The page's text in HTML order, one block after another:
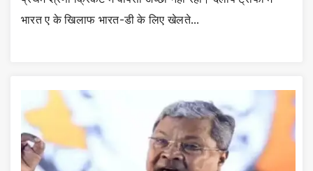
भारत ए के खिलाफ भारत-डी के लिए खेलते…